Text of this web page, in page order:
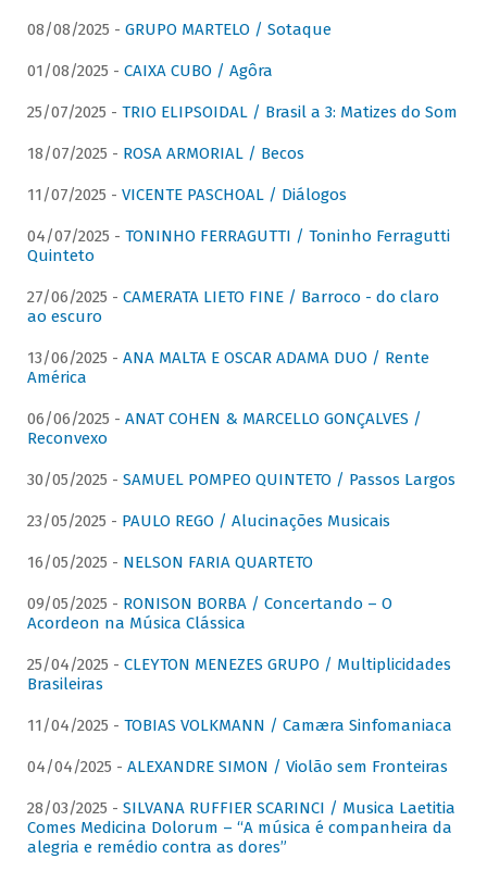
08/08/2025 - GRUPO MARTELO / Sotaque
01/08/2025 - CAIXA CUBO / Agôra
25/07/2025 - TRIO ELIPSOIDAL / Brasil a 3: Matizes do Som
18/07/2025 - ROSA ARMORIAL / Becos
11/07/2025 - VICENTE PASCHOAL / Diálogos
04/07/2025 - TONINHO FERRAGUTTI / Toninho Ferragutti
Quinteto
27/06/2025 - CAMERATA LIETO FINE / Barroco - do claro
ao escuro
13/06/2025 - ANA MALTA E OSCAR ADAMA DUO / Rente
América
06/06/2025 - ANAT COHEN & MARCELLO GONÇALVES /
Reconvexo
30/05/2025 - SAMUEL POMPEO QUINTETO / Passos Largos
23/05/2025 - PAULO REGO / Alucinações Musicais
16/05/2025 - NELSON FARIA QUARTETO
09/05/2025 - RONISON BORBA / Concertando – O
Acordeon na Música Clássica
25/04/2025 - CLEYTON MENEZES GRUPO / Multiplicidades
Brasileiras
11/04/2025 - TOBIAS VOLKMANN / Camæra Sinfomaniaca
04/04/2025 - ALEXANDRE SIMON / Violão sem Fronteiras
28/03/2025 - SILVANA RUFFIER SCARINCI / Musica Laetitia
Comes Medicina Dolorum – “A música é companheira da
alegria e remédio contra as dores”